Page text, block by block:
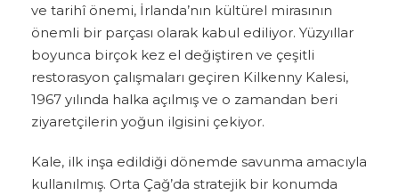
ve tarihî önemi, İrlanda’nın kültürel mirasının
önemli bir parçası olarak kabul ediliyor. Yüzyıllar
boyunca birçok kez el değiştiren ve çeşitli
restorasyon çalışmaları geçiren Kilkenny Kalesi,
1967 yılında halka açılmış ve o zamandan beri
ziyaretçilerin yoğun ilgisini çekiyor.
Kale, ilk inşa edildiği dönemde savunma amacıyla
kullanılmış. Orta Çağ’da stratejik bir konumda